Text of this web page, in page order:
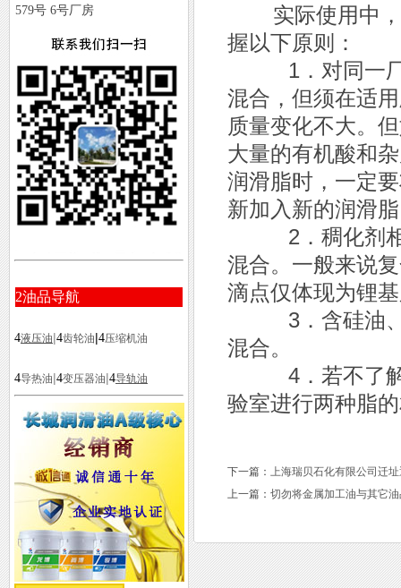
579号 6号厂房
2油品导航
4液压油|4齿轮油|4压缩机油
4导热油|4变压器油|4导轨油
实际使用中，
握以下原则：
1．对同一厂家
混合，但须在适
质量变化不大。
大量的有机酸和
润滑脂时，一定
新加入新的润滑
2．稠化剂相同
混合。一般来说
滴点仅体现为锂
3．含硅油、氟
混合。
4．若不了解两
验室进行两种脂
下一篇： 上海瑞贝石化有限公司迁
上一篇： 切勿将金属加工油与其它